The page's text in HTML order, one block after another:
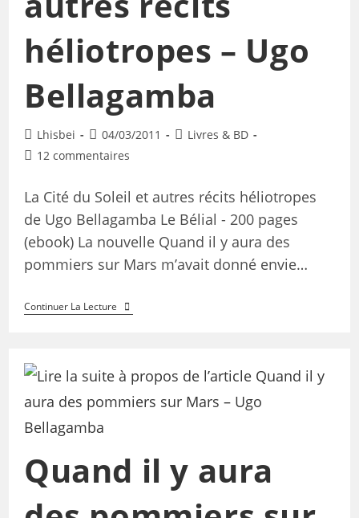
héliotropes – Ugo
Bellagamba
Lhisbei 04/03/2011
Livres & BD
12 commentaires
La Cité du Soleil et autres récits héliotropes
de Ugo Bellagamba Le Bélial - 200 pages
(ebook) La nouvelle Quand il y aura des
pommiers sur Mars m’avait donné envie…
Continuer La Lecture
Quand il y aura